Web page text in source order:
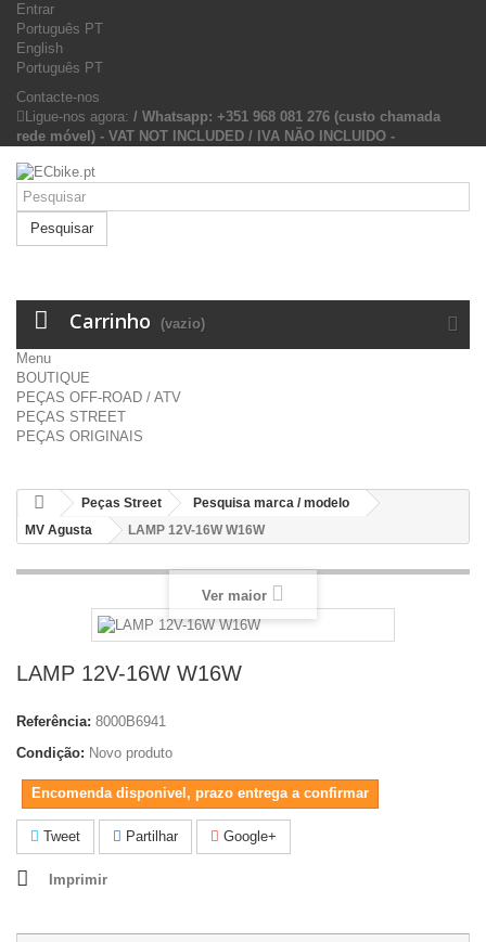
Entrar
Português PT
English
Português PT
Contacte-nos
Ligue-nos agora: / Whatsapp: +351 968 081 276 (custo chamada
rede móvel) - VAT NOT INCLUDED / IVA NÃO INCLUIDO -
Pesquisar
Carrinho (vazio)
Menu
BOUTIQUE
PEÇAS OFF-ROAD / ATV
PEÇAS STREET
PEÇAS ORIGINAIS
Peças Street
Pesquisa marca / modelo
MV Agusta
LAMP 12V-16W W16W
Ver maior
LAMP 12V-16W W16W
Referência: 8000B6941
Condição: Novo produto
Encomenda disponivel, prazo entrega a confirmar
Tweet Partilhar Google+
Imprimir